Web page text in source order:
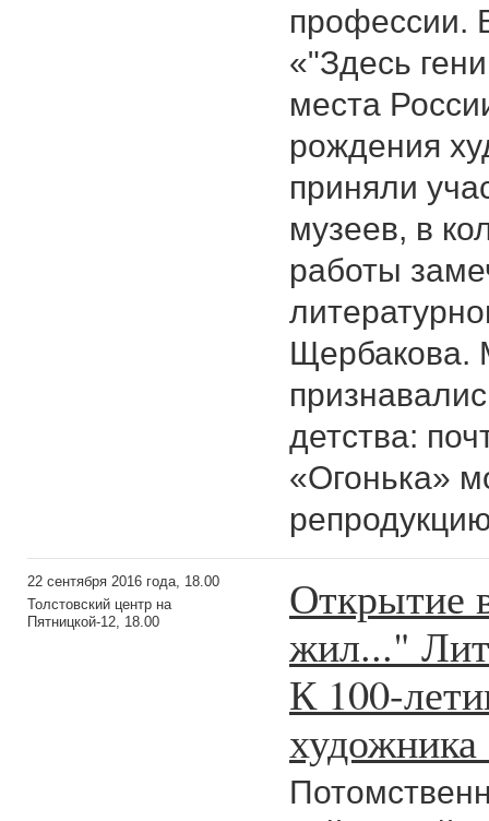
профессии.
«"Здесь
места
рождения
приняли
музеев, в
работы
Щербакова.
детства:
«Огонька»
22 сентября 2016 года, 18.00
Толстовский центр на
Пятницкой-12, 18.00
Открытие
жил..."
К 100-